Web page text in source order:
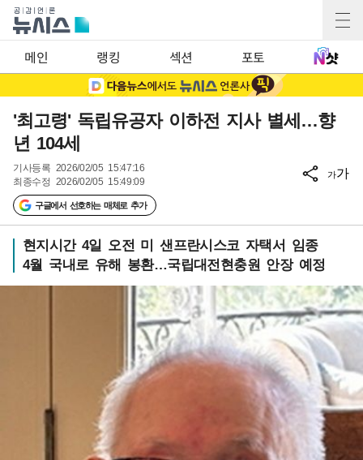
메인 랭킹 섹션 포토
'최고령' 독립유공자 이하전 지사 별세…향
년 104세
기사등록 2026/02/05 15:47:16
최종수정 2026/02/05 15:49:09
구글에서 선호하는 매체로 추가
가가
현지시간 4일 오전 미 샌프란시스코 자택서 임종
4월 국내로 유해 봉환…국립대전현충원 안장 예정